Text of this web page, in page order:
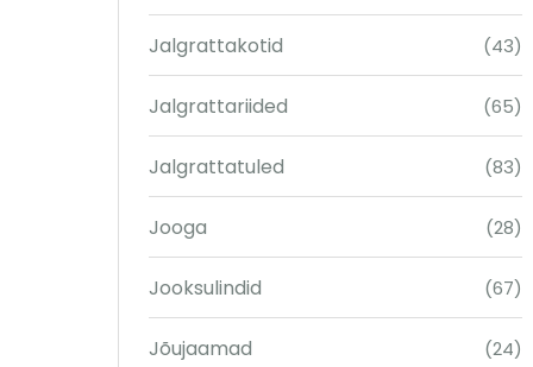
Jalgrattakotid (43)
Jalgrattariided (65)
Jalgrattatuled (83)
Jooga (28)
Jooksulindid (67)
Jõujaamad (24)